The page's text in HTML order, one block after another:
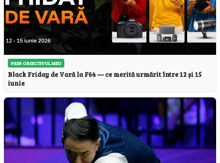
PRIN OBIECTIVUL MEU
Black Friday de Vară la F64 — ce merită urmărit între 12 și 15
iunie